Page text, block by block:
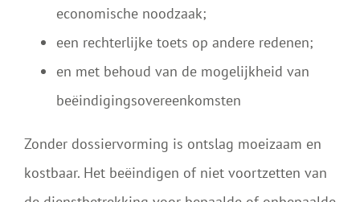
economische noodzaak;
een rechterlijke toets op andere redenen;
en met behoud van de mogelijkheid van
beëindigingsovereenkomsten
Zonder dossiervorming is ontslag moeizaam en
kostbaar. Het beëindigen of niet voortzetten van